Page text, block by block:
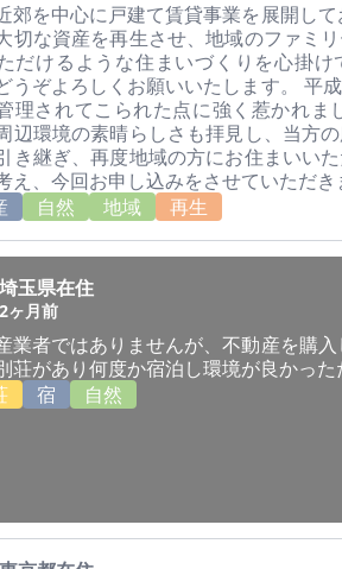
郊を中心に戸建て賃貸事業を展開し
切な資産を再生させ、地域のファミ
だけるような住まいづくりを心掛け
うぞよろしくお願いいたします。 平
理されてこられた点に強く惹かれま
辺環境の素晴らしさも拝見し、当方
き継ぎ、再度地域の方にお住まいい
え、今回お申し込みをさせていただき
自然 地域 再生
埼玉県在住
2ヶ月前
業者ではありませんが、不動産を購
荘があり何度か宿泊し環境が良かった
宿 自然